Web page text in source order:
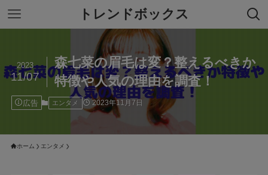
トレンドボックス
森七菜の眉毛は変？整えるべきか
特徴や人気の理由を調査！
2023
11/07
広告 エンタメ 2023年11月7日
ホーム エンタメ